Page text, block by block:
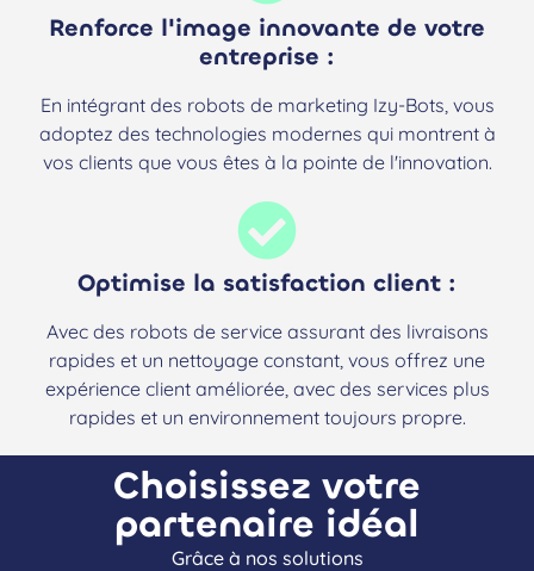
Renforce l'image innovante de votre
entreprise :
En intégrant des robots de marketing Izy-Bots, vous
adoptez des technologies modernes qui montrent à
vos clients que vous êtes à la pointe de l'innovation.
Optimise la satisfaction client :
Avec des robots de service assurant des livraisons
rapides et un nettoyage constant, vous offrez une
expérience client améliorée, avec des services plus
rapides et un environnement toujours propre.
Choisissez votre
partenaire idéal
Grâce à nos solutions